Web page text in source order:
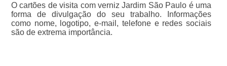
O cartões de visita com verniz Jardim São Paulo é uma
forma de divulgação do seu trabalho. Informações
como nome, logotipo, e-mail, telefone e redes sociais
são de extrema importância.